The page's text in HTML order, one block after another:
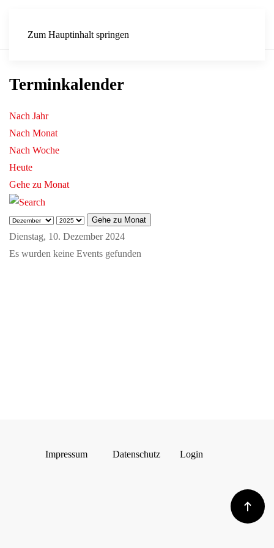
Zum Hauptinhalt springen
Terminkalender
Nach Jahr
Nach Monat
Nach Woche
Heute
Gehe zu Monat
Gehe zu Monat
Dienstag, 10. Dezember 2024
Es wurden keine Events gefunden
Impressum Datenschutz Login